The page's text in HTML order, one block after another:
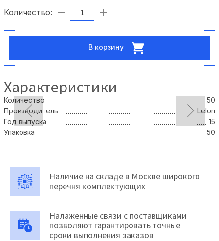
Количество:
В корзину
Характеристики
Количество
50
Производитель
LeIon
Год выпуска
15
Упаковка
50
Наличие на складе в Москве широкого
перечня комплектующих
Налаженные связи с поставщиками
позволяют гарантировать точные
сроки выполнения заказов